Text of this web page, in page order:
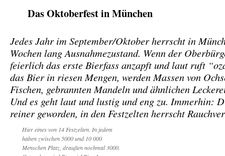
Das Oktoberfest in München
Jedes Jahr im September/Oktober herrscht in
Wochen lang Ausnahmezustand. Wenn der
feierlich das erste Bierfass anzapft und laut ruft
das Bier in riesen Mengen, werden Massen von
Fischen, gebrannten Mandeln und ähnlichen
Und es geht laut und lustig und eng zu. Immerhin:
reiner geworden, in den Festzelten herrscht
Hier eines von 14 Festzelten. In jedem
haben zwischen 5000 und 10 000
Menschen Platz, draußen nochmal 3000.